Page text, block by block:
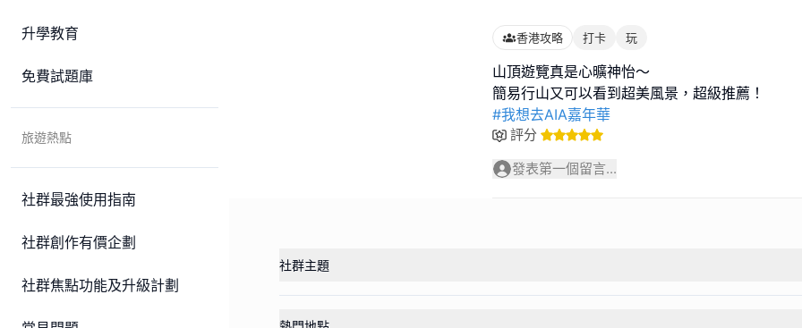
升學教育
免費試題庫
旅遊熱點
社群最強使用指南
社群創作有價企劃
社群焦點功能及升級計劃
香港攻略 打卡 玩
山頂遊覽真是心曠神怡～
#我想去AIA嘉年華
評分
發表第一個留言...
社群主題